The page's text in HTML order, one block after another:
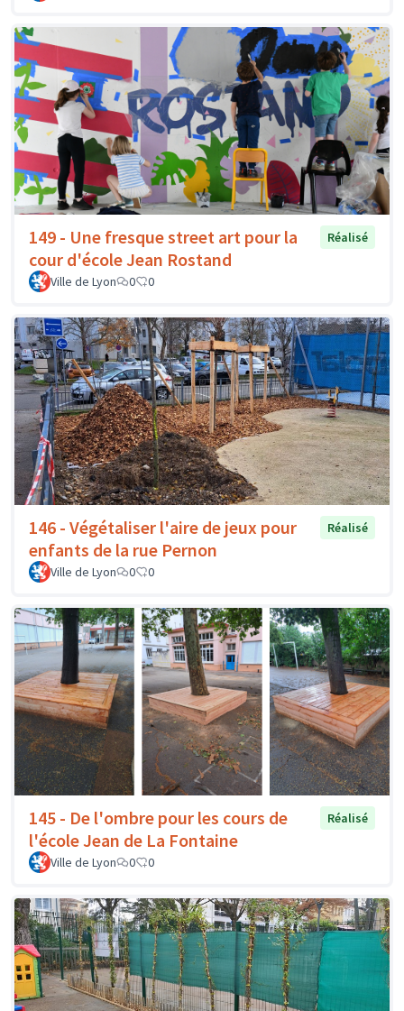
149 - Une fresque street art pour la
cour d'école Jean Rostand
Réalisé
Ville de Lyon 0 0
146 - Végétaliser l'aire de jeux pour
enfants de la rue Pernon
Réalisé
Ville de Lyon 0 0
145 - De l'ombre pour les cours de
l'école Jean de La Fontaine
Réalisé
Ville de Lyon 0 0